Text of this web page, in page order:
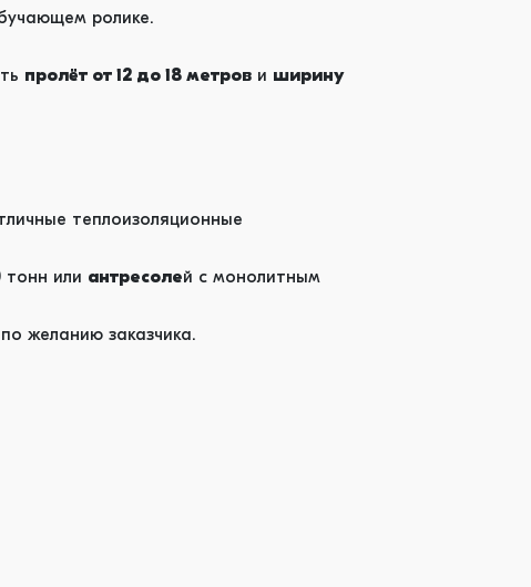
ролике.
пролёт от 12 до 18 метров и ширину
теплоизоляционные
тонн или антресолей с монолитным
желанию заказчика.